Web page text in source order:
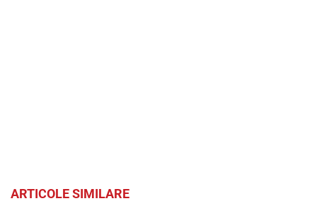
ARTICOLE SIMILARE